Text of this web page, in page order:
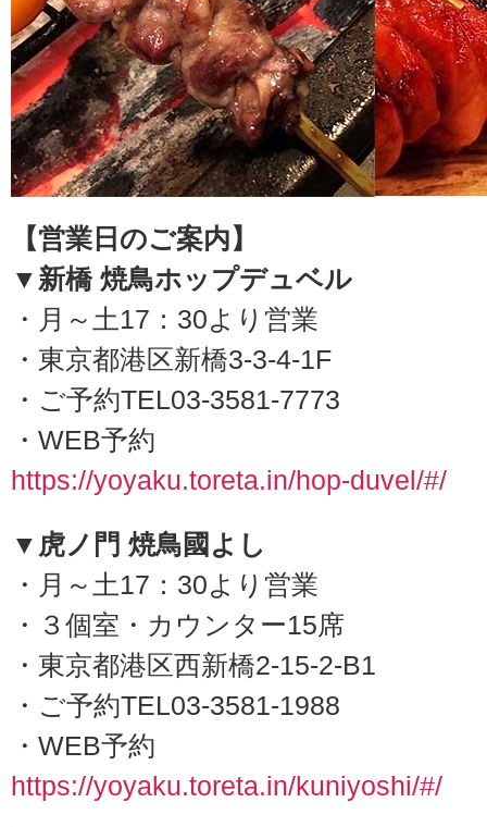
【営業日のご案内】
▼新橋 焼鳥ホップデュベル
・月～土17：30より営業
・東京都港区新橋3-3-4-1F
・ご予約TEL03-3581-7773
・WEB予約
https://yoyaku.toreta.in/hop-duvel/#/
▼虎ノ門 焼鳥國よし
・月～土17：30より営業
・３個室・カウンター15席
・東京都港区西新橋2-15-2-B1
・ご予約TEL03-3581-1988
・WEB予約
https://yoyaku.toreta.in/kuniyoshi/#/